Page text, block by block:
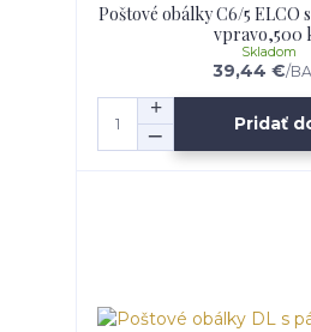
Poštové obálky C6/5 ELCO
vpravo,500
39,44 €/
Skladom
Pridať